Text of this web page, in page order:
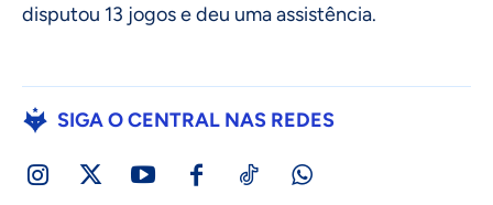
disputou 13 jogos e deu uma assistência.
SIGA O CENTRAL NAS REDES